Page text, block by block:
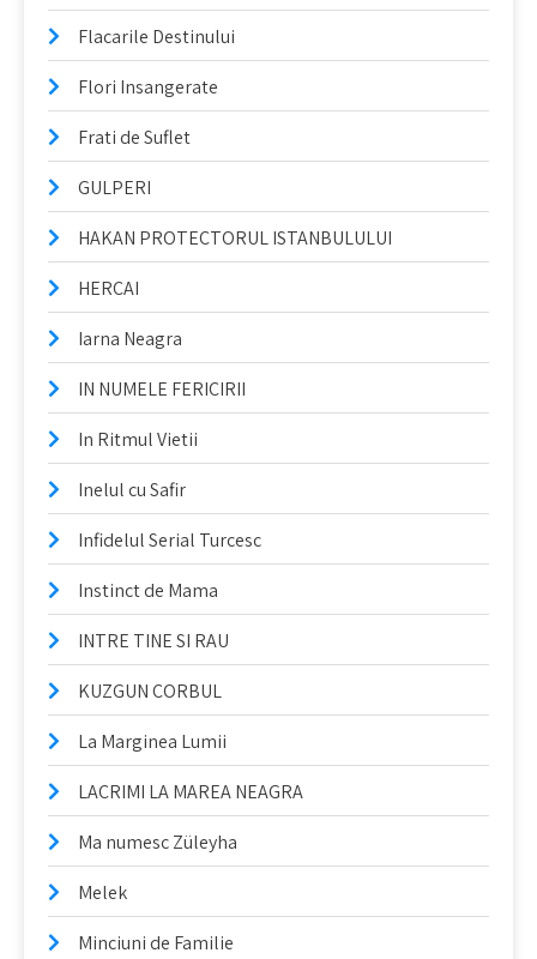
Flacarile Destinului
Flori Insangerate
Frati de Suflet
GULPERI
HAKAN PROTECTORUL ISTANBULULUI
HERCAI
Iarna Neagra
IN NUMELE FERICIRII
In Ritmul Vietii
Inelul cu Safir
Infidelul Serial Turcesc
Instinct de Mama
INTRE TINE SI RAU
KUZGUN CORBUL
La Marginea Lumii
LACRIMI LA MAREA NEAGRA
Ma numesc Züleyha
Melek
Minciuni de Familie